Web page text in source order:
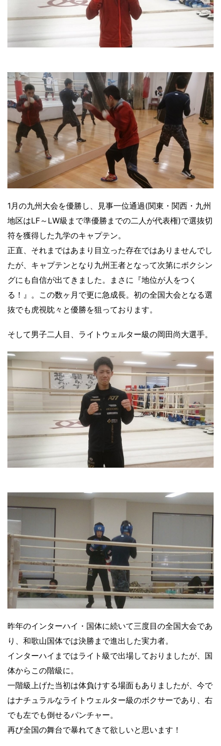
1月の九州大会を優勝し、見事一位通過(関東・関西・九州
地区はLF～LW級まで準優勝までの二人が代表権)で選抜切
符を獲得した九学のキャプテン。
正直、それまではあまり目立った存在ではありませんでし
たが、キャプテンとなり九州王者となって次第にボクシン
グにも自信が出てきました。まさに『地位が人をつく
る！』。この数ヶ月で更に急成長。初の全国大会となる選
抜でも虎視眈々と優勝を狙っております。
そして男子二人目、ライトウェルター級の岡田尚大選手。
昨年のインターハイ・国体に続いて三度目の全国大会であ
り、和歌山国体では決勝まで進出した実力者。
インターハイまではライト級で出場しておりましたが、国
体からこの階級に。
一階級上げた当初は体負けする場面もありましたが、今で
はナチュラルなライトウェルター級のボクサーであり、右
でも左でも倒せるパンチャー。
再び全国の舞台で暴れてきて欲しいと思います！